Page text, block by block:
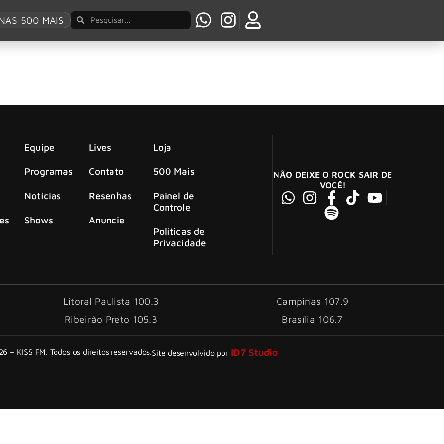
500 MAIS
Of Doom
Equipe
Programas
Notícias
Shows
Lives
Contato
Resenhas
Anuncie
Loja
500 Mais
Painel de
Controle
Políticas de
Privacidade
NÃO DEIXE O ROCK SAIR DE
VOCÊ!
Litoral Paulista 100.3
Campinas 107.9
Ribeirão Preto 105.3 Brasília 106.7
– KISS FM. Todos os direitos reservados.Site desenvolvido por ID7 Studio